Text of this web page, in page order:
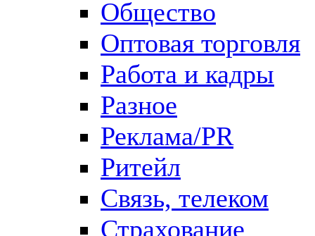
Общество
Оптовая торговля
Работа и кадры
Разное
Реклама/PR
Ритейл
Связь, телеком
Страхование